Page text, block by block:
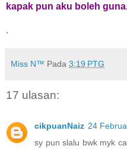
kapak pun aku boleh
.
Miss N™ Pada 3:19 PTG
17 ulasan:
cikpuanNaiz 24
sy pun slalu bwk myk